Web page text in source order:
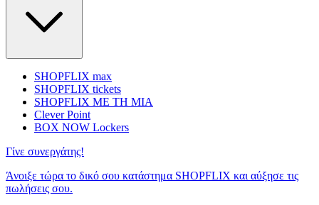
SHOPFLIX max
SHOPFLIX tickets
SHOPFLIX ΜΕ ΤΗ ΜΙΑ
Clever Point
BOX NOW Lockers
Γίνε συνεργάτης!
Άνοιξε τώρα το δικό σου κατάστημα SHOPFLIX και αύξησε τις
πωλήσεις σου.